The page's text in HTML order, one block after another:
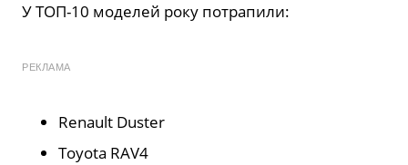
У ТОП-10 моделей року потрапили:
РЕКЛАМА
Renault Duster
Toyota RAV4